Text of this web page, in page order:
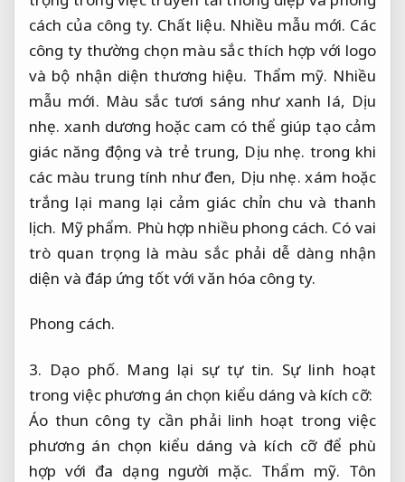
cách của công ty. Chất liệu. Nhiều mẫu mới. Các
công ty thường chọn màu sắc thích hợp với logo
và bộ nhận diện thương hiệu. Thẩm mỹ. Nhiều
mẫu mới. Màu sắc tươi sáng như xanh lá, Dịu
nhẹ. xanh dương hoặc cam có thể giúp tạo cảm
giác năng động và trẻ trung, Dịu nhẹ. trong khi
các màu trung tính như đen, Dịu nhẹ. xám hoặc
trắng lại mang lại cảm giác chỉn chu và thanh
lịch. Mỹ phẩm. Phù hợp nhiều phong cách. Có vai
trò quan trọng là màu sắc phải dễ dàng nhận
diện và đáp ứng tốt với văn hóa công ty.
Phong cách.
3. Dạo phố. Mang lại sự tự tin. Sự linh hoạt
trong việc phương án chọn kiểu dáng và kích cỡ:
Áo thun công ty cần phải linh hoạt trong việc
phương án chọn kiểu dáng và kích cỡ để phù
hợp với đa dạng người mặc. Thẩm mỹ. Tôn